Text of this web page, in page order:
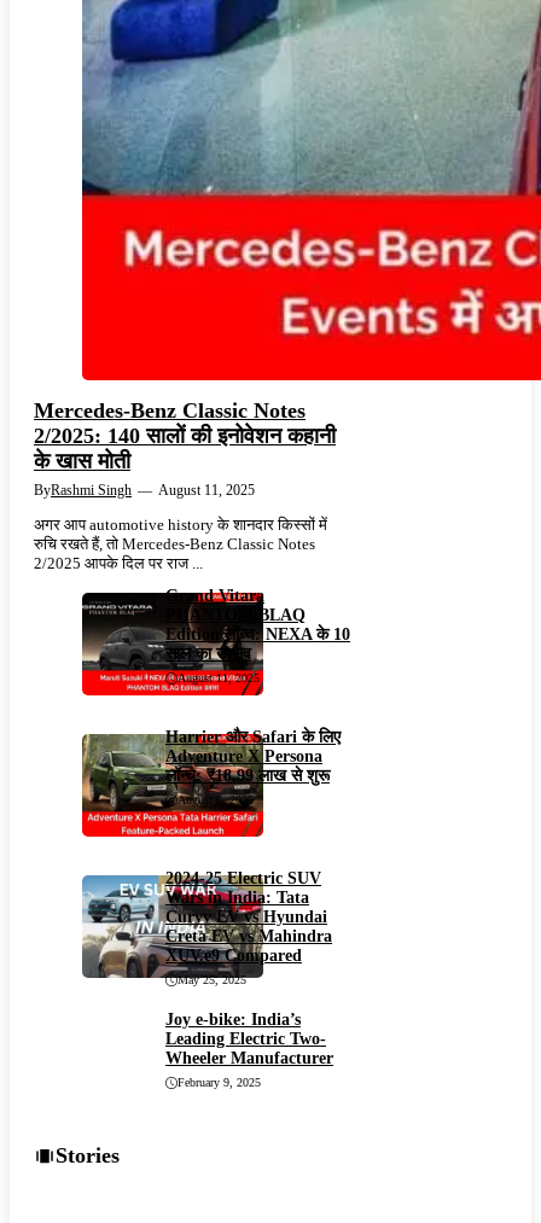
Mercedes-Benz Classic Notes
2/2025: 140 सालों की इनोवेशन कहानी
के खास मोती
ByRashmi Singh — August 11, 2025
अगर आप automotive history के शानदार किस्सों में
रुचि रखते हैं, तो Mercedes-Benz Classic Notes
2/2025 आपके दिल पर राज ...
Grand Vitara
PHANTOM BLAQ
Edition लॉन्च: NEXA के 10
साल का उत्सव
August 11, 2025
Harrier और Safari के लिए
Adventure X Persona
लॉन्च: ₹18.99 लाख से शुरू
August 8, 2025
2024-25 Electric SUV
Wars in India: Tata
Curvv EV vs Hyundai
Creta EV vs Mahindra
XUV.e9 Compared
May 25, 2025
Joy e-bike: India’s
Leading Electric Two-
Wheeler Manufacturer
February 9, 2025
Stories